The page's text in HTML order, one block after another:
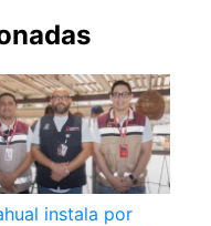
instala por